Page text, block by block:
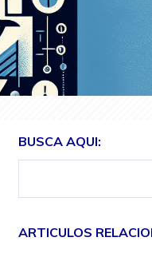
BUSCA AQUI:
ARTICULOS